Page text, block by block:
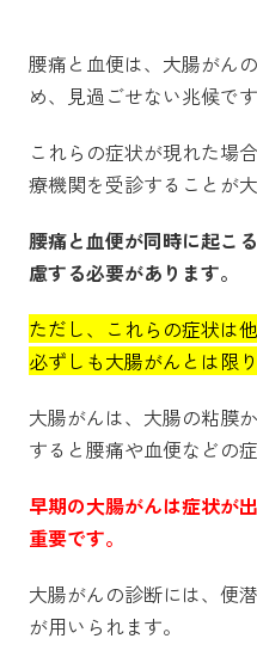
腰痛と血便は、大腸がん
め、見過ごせない兆候です
これらの症状が現れた場
療機関を受診することが
腰痛と血便が同時に起こ
慮する必要があります。
ただし、これらの症状は
必ずしも大腸がんとは限り
大腸がんは、大腸の粘膜
すると腰痛や血便などの
早期の大腸がんは症状が
重要です。
大腸がんの診断には、便
が用いられます。